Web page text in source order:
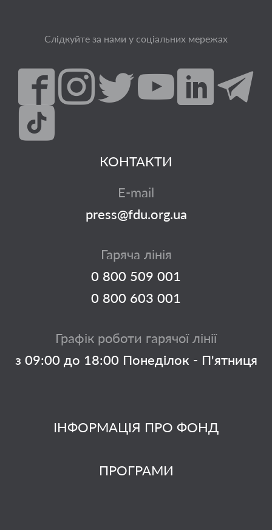
Слідкуйте за нами у соціальних мережах
ІНФОРМАЦІЯ ПРО ФОНД
ПРОГРАМИ
КОНТАКТИ
E-mail
press@fdu.org.ua
Гаряча лінія
0 800 509 001
0 800 603 001
Графік роботи гарячої лінії
з 09:00 до 18:00 Понеділок - П'ятниця